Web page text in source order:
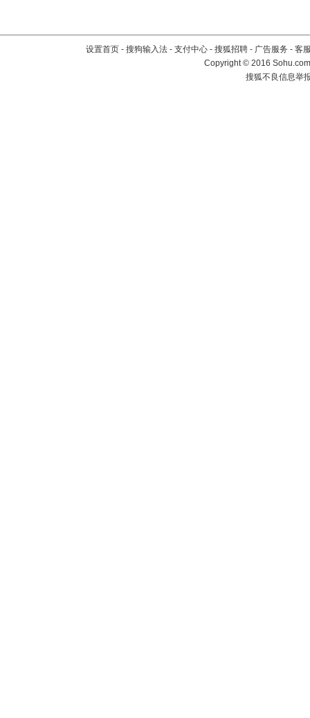
设置首页 - 搜狗输入法 - 支付中心 - 搜狐招聘 - 广告服务 - 客
Copyright©2016
搜狐不良信息举